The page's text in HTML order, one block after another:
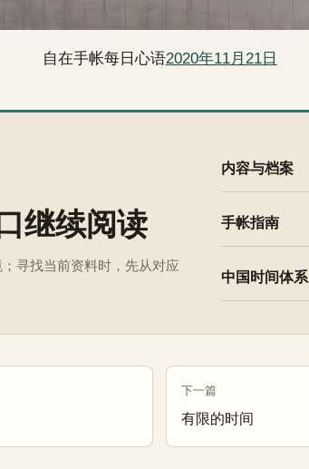
自在手帐每日心语2020年11月21日
继续阅读
寻找当前资料时，先从对应
内容与档案
手帐指南
中国时间体系
下一篇
有限的时间